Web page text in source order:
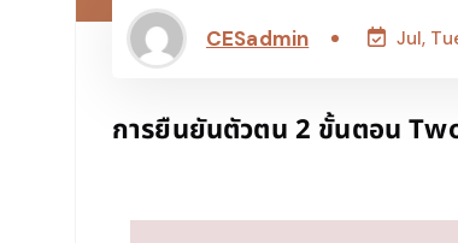
CESadmin Jul,
การยืนยันตัวตน 2 ขั้นตอน